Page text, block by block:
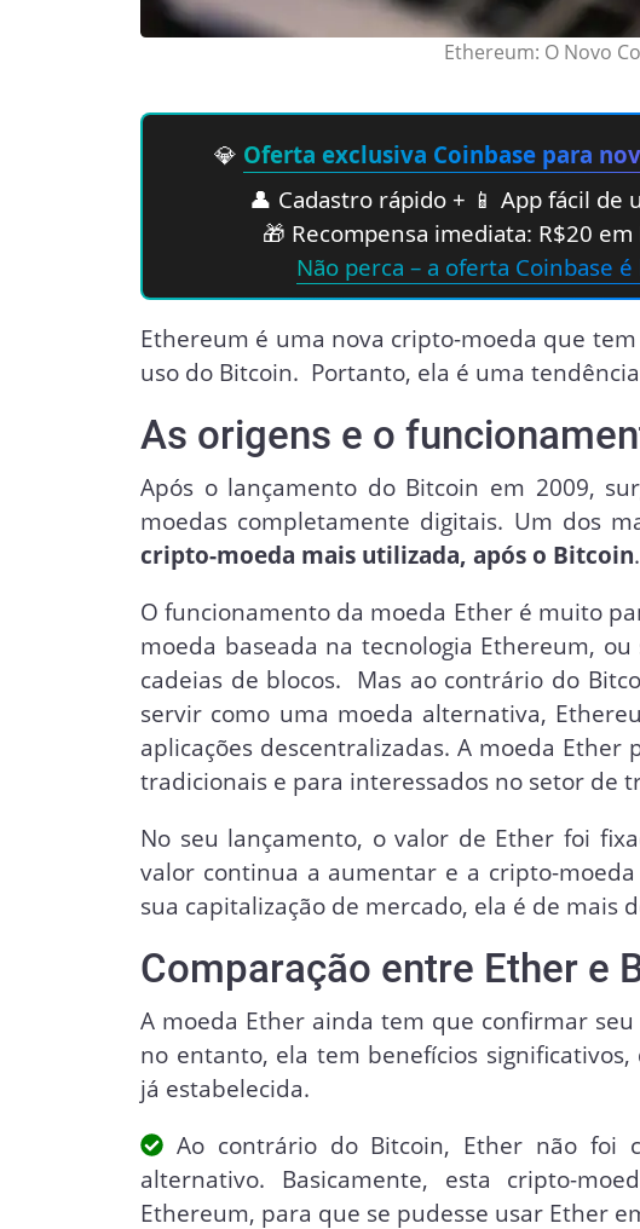
Ethereum: O Novo
💎 Oferta exclusiva Coinbase para
👤 Cadastro rápido + 📱 App fácil
🎁 Recompensa imediata: R$20
Não perca – a oferta Coinbase
Ethereum é uma nova cripto-moeda que
uso do Bitcoin. Portanto, ela é uma
As origens e o
Após o lançamento do Bitcoin em 2009,
moedas completamente digitais. Um dos
cripto-moeda mais utilizada, após o Bitcoin
O funcionamento da moeda Ether é muito
moeda baseada na tecnologia Ethereum,
cadeias de blocos. Mas ao contrário do
servir como uma moeda alternativa,
aplicações descentralizadas. A moeda
tradicionais e para interessados no setor de
No seu lançamento, o valor de Ether foi
valor continua a aumentar e a cripto-
sua capitalização de mercado, ela é de mais
Comparação entre Ether e
A moeda Ether ainda tem que confirmar
no entanto, ela tem benefícios
já estabelecida.
Ao contrário do Bitcoin, Ether não foi
alternativo. Basicamente, esta cripto-
Ethereum, para que se pudesse usar Ether